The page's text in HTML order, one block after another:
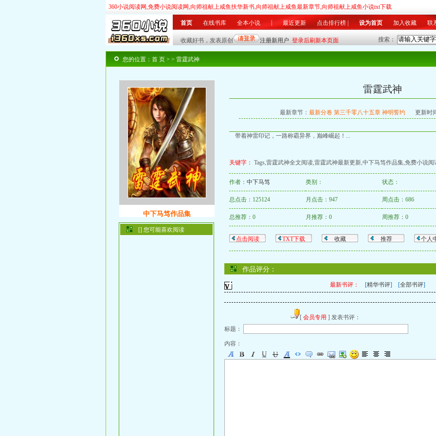
360小说阅读网,免费小说阅读网,向师祖献上咸鱼扶华新书,向师祖献上咸鱼最新章节,向师祖献上咸鱼小说txt下载
首页 在线书库 全本小说 最近更新 点击排行榜 设为首页 加入收藏 联
搜索：
玄幻 奇幻| 武侠 仙侠| 言情 都市| 历史 军事| 科幻 灵异| 游戏 竞技| 美文 同人| 其他| 总推荐榜| 月排行榜| 月推荐榜| 最
[] 您可能喜欢阅读
您的位置： 首 页 > > 雷霆武神
中下马笃作品集
雷霆武神
最新章节： 最新分卷 第三千零八十五章 神明誓约 更新时
带着神雷印记，一路称霸异界，巅峰崛起！...
关键字： Tags,雷霆武神全文阅读,雷霆武神最新更新,中下马笃作品集,免费小说
作者： 中下马笃 类别： 状态：
总点击：125124 月点击：947 周点击：686
总推荐：0 月推荐：0 周推荐：0
点击阅读 TXT下载 收藏 推荐 个人
作品评分：
最新书评： [精华书评] [全部书评]
[ 会员专用 ] 发表书评：
标题：
内容：